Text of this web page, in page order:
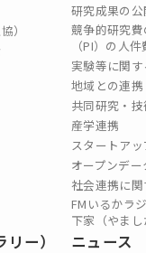
）
研究成果の公
競争的研究
（PI）の⼈
実験等に関
地域との連
共同研究・
産学連携
スタートア
オープンデ
社会連携に
FMいるかラ
下家（やまし
ー） ニュース